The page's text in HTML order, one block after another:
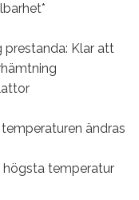
prestanda: Klar att
ändras
högsta temperatur